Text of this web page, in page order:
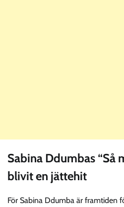
Sabina Ddumbas “Så
blivit en jättehit
För Sabina Ddumba är framtiden